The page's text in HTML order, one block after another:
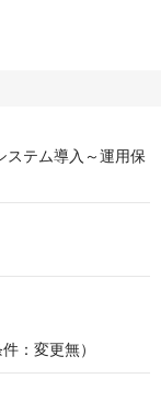
ステム導入～運用保
：変更無）